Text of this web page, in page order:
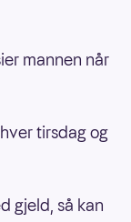
mannen når
tirsdag og
gjeld, så kan